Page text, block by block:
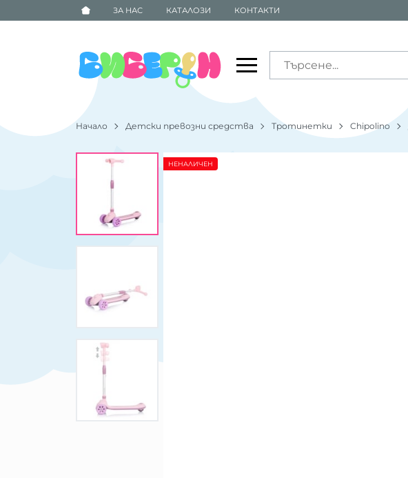
ЗА НАС КАТАЛОЗИ КОНТАКТИ
Начало Детски превозни средства Тротинетки Chipolino
НЕНАЛИЧЕН